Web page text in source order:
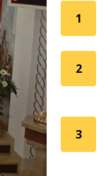
1
2
3